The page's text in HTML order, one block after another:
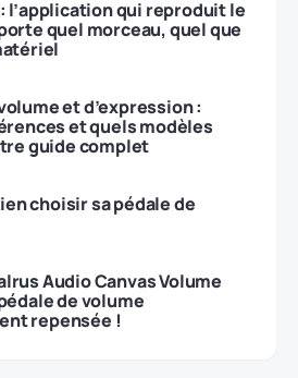
l’application qui reproduit le
quel morceau, quel que
et d’expression :
et quels modèles
guide complet
choisir sa pédale de
Audio Canvas Volume
de volume
repensée !